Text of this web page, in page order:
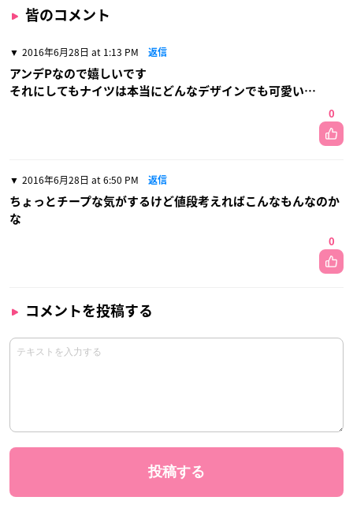
皆のコメント
2016年6月28日 at 1:13 PM 返信
アンデPなので嬉しいです
それにしてもナイツは本当にどんなデザインでも可愛い…
0
2016年6月28日 at 6:50 PM 返信
ちょっとチープな気がするけど値段考えればこんなもんなのか
な
0
コメントを投稿する